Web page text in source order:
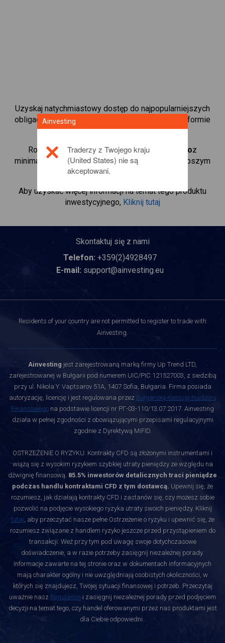
Uzyskaj natychmiastowy dostęp do najpopularniejszych
obligacji dostępnych bezpośrednio na naszej platformie
kontraktami CFD do handlu.
Rozpocznij handel kontraktami CFD w
Moneroz
minimalnym depozytem zabezpieczającym, najlepszym
wykonaniem i dźwignią do 1:200.
Aby uzyskać więcej informacji na temat tego produktu
inwestycyjnego, Kliknij tutaj
Skontaktuj się z nami
Telefon: +359(2)4928497
E-mail: support@ainvesting.eu
Residents of your country are not permitted to register to trade with
Ainvesting.
Ainvesting jest zarejestrowaną marką firmy Up Trend LTD,
zarejestrowanej w Bułgarii pod numerem UIC/PIC 121527003, z siedzibą
przy ul. Nikola Y. Vaptsarov 51A, 1407 Sofia, Bułgaria. Firma posiada
autoryzację, licencję i jest regulowana przez Bułgarską Komisję Nadzoru
Finansowego na podstawie licencji nr РГ-03-110/13.07.2017. Ainvesting
działa w pełnej zgodności z obowiązującymi przepisami regulacyjnymi
zgodnie z Dyrektywą MiFID.
OSTRZEŻENIE O RYZYKU: Kontrakty CFD są złożonymi instrumentami i
wiążą się z wysokim ryzykiem szybkiej utraty pieniędzy ze względu na
dźwignię finansową. 85.5% inwestorów detalicznych traci pieniądze
podczas handlu kontraktami CFD z tym dostawcą. Upewnij się, że
rozumiesz, jak działają kontrakty CFD i zastanów się, czy możesz sobie
pozwolić na podjęcie wysokiego ryzyka utraty swoich pieniędzy. Kliknij
tutaj, aby przeczytać nasze pełne Ostrzeżenie o ryzyku i upewnić się, że
rozumiesz związane z handlem ryzyko jeszcze przed przystąpieniem do
transakcji. Weź przy tym pod uwagę swoje dotychczasowe
doświadczenie, a w razie potrzeby zasięgnij niezależnej porady.
Informacje zawarte na tej stronie oraz w dokumentach informacyjnych
mają charakter ogólny i nie uwzględniają osobistych okoliczności, w
których się znajdujesz, Twojej sytuacji finansowej i potrzeb. Przeczytaj
uważnie nasz Regulamin i zasięgnij niezależnej porady przed podjęciem
decyzji na temat tego, czy handel oferowanymi przez nas produktami jest
dla Ciebie odpowiedni..
Ainvesting
Traderzy z Twojego kraju
(United States) nie są
akceptowani.